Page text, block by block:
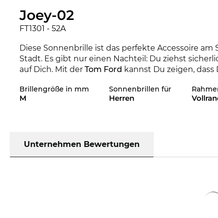
Joey-02
FT1301 - 52A
Diese Sonnenbrille ist das perfekte Accessoire
Stadt. Es gibt nur einen Nachteil: Du ziehst
auf Dich. Mit der Tom Ford kannst Du zeigen,
Onlineshop auch in weiteren Styles zu haben.
bringt eine lange Lebensdauer und hohen
unserem Shop, kannst Du Dich auch auf den
Brillengröße in mm
M
Sonnenbrillen für
Herren
Unternehmen Bewertungen